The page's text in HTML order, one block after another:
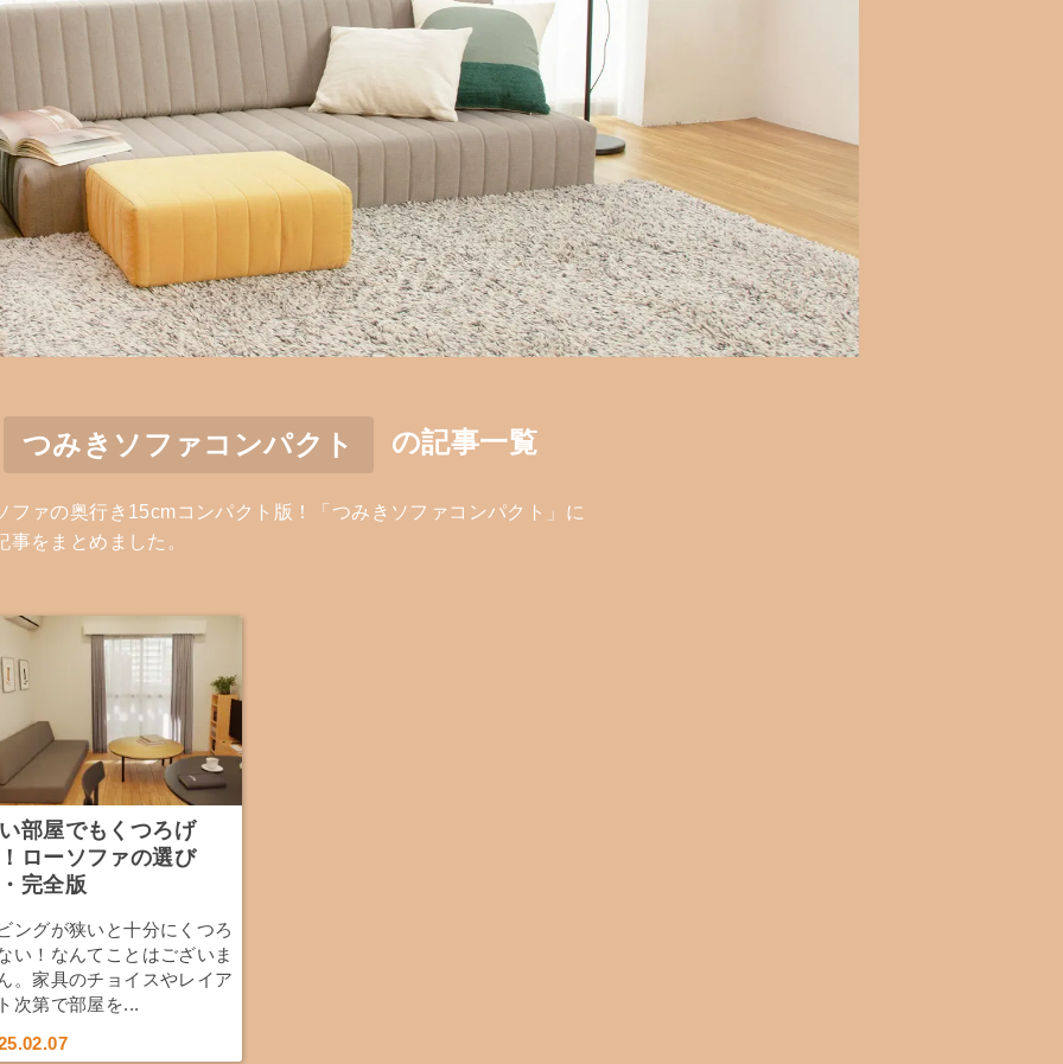
つみきソファコンパクト の記事一覧
ファの奥行き15cmコンパクト版！「つみきソファコンパクト」に
事をまとめました。
部屋でもくつろげ
ローソファの選び
完全版
ングが狭いと十分にくつろ
い！なんてことはございま
。家具のチョイスやレイア
次第で部屋を...